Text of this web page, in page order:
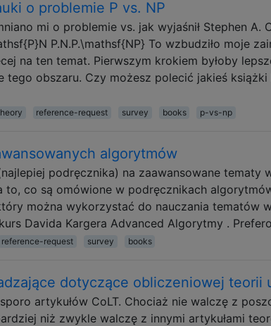
o problemie P vs. NP
mi o problemie vs. jak wyjaśnił Stephen A.
P.N.P.\mathsf{NP} To wzbudziło moje
na ten temat. Pierwszym krokiem byłoby
tego obszaru. Czy możesz polecić jakieś
reference-request survey books p-vs-np
algorytmów
podręcznika) na zaawansowane tematy
to, co są omówione w podręcznikach
można wykorzystać do nauczania tematów
Davida Kargera Advanced Algorytmy .
reference-request survey books
dotyczące obliczeniowej teorii
artykułów CoLT. Chociaż nie walczę z
niż zwykle walczę z innymi artykułami